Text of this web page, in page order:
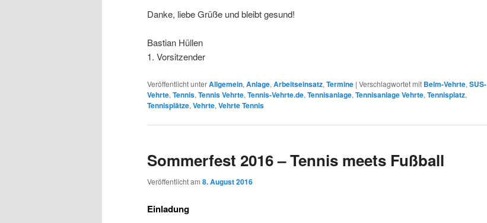
Danke, liebe Grüße und bleibt gesund!
Bastian Hüllen
1. Vorsitzender
Veröffentlicht unterAllgemein, Anlage, Arbeitseinsatz, Termine | Verschlagwortet mit Belm-Vehrte, SUS-
Vehrte, Tennis, Tennis Vehrte, Tennis-Vehrte.de, Tennisanlage, Tennisanlage Vehrte, Tennisplatz,
Tennisplätze, Vehrte, Vehrte Tennis
Sommerfest 2016 – Tennis meets Fußball
Veröffentlicht am 8. August 2016
Einladung